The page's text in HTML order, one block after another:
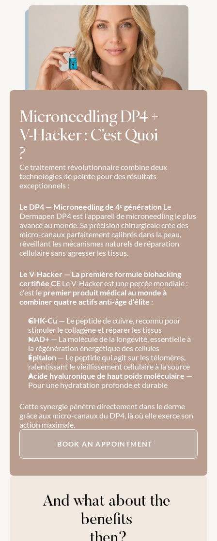
Microneedling DP4 +
V-Hacker : C'est Quoi
?
Ce traitement révolutionnaire combine deux
technologies de pointe pour des résultats
exceptionnels :
Le DP4 — Microneedling de 4ᵉ génération Le
Dermapen DP4 est l'appareil de microneedling le plus
avancé au monde. Sa précision chirurgicale crée des
micro-canaux parfaitement calibrés dans la peau,
réveillant les mécanismes naturels de réparation
cellulaire sans agresser les tissus.
Le V-Hacker — La première formule biohacking
certifiée CE Le V-Hacker est une percée mondiale :
c'est le premier produit médical au monde à
combiner quatre actifs anti-âge d'élite :
GHK-Cu — Le peptide de cuivre, reconnu pour
stimuler le collagène et réparer les tissus
NAD+ — La molécule de la longévité, essentielle à
la régénération énergétique des cellules
Épitalon — Le peptide qui agit sur les télomères,
ralentissant le vieillissement cellulaire à la source
Acide hyaluronique de haut poids moléculaire —
Pour une hydratation profonde et durable
Cette synergie pénètre directement dans le derme
grâce aux micro-canaux du DP4, là où elle exerce son
action maximale.
BOOK AN APPOINTMENT
And what about the
benefits